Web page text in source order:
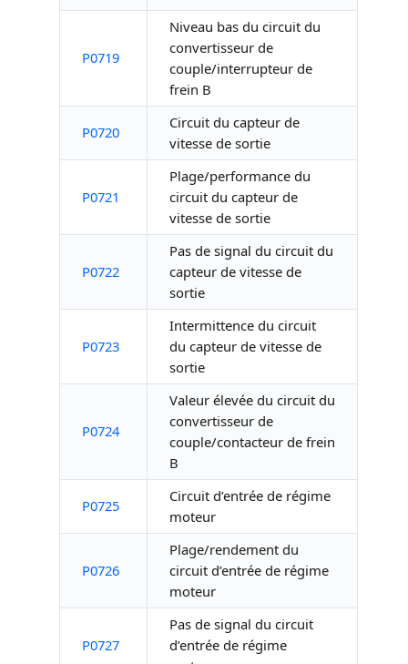
P0719
Niveau bas du circuit du
convertisseur de
couple/interrupteur de
frein B
P0720
Circuit du capteur de
vitesse de sortie
P0721
Plage/performance du
circuit du capteur de
vitesse de sortie
P0722
Pas de signal du circuit du
capteur de vitesse de
sortie
P0723
Intermittence du circuit
du capteur de vitesse de
sortie
P0724
Valeur élevée du circuit du
convertisseur de
couple/contacteur de frein
B
P0725
Circuit d’entrée de régime
moteur
P0726
Plage/rendement du
circuit d’entrée de régime
moteur
P0727
Pas de signal du circuit
d’entrée de régime